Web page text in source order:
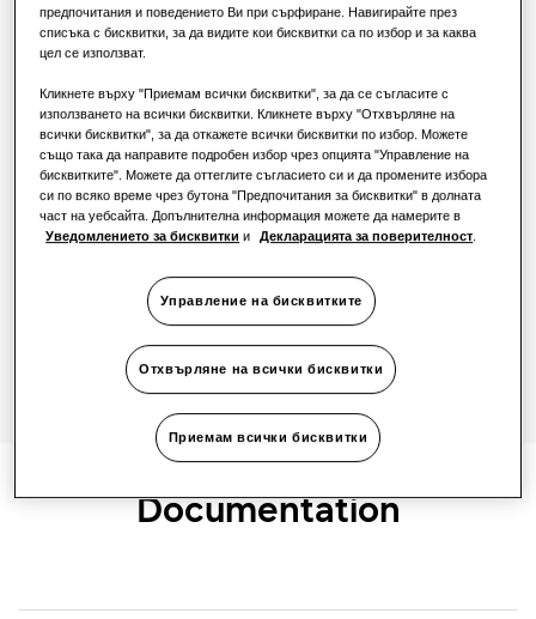
За ресторанти
За офиси
Устойчиво развитие
One Samsung
Наличен капацитет
1.7kW
5.6kW 7.1kW
Налична мощност
Монофазен
Намерете инсталатор
Documentation
предпочитания и поведението Ви при сърфиране. Навигирайте през
списъка с бисквитки, за да видите кои бисквитки са по избор и за каква
цел се използват.
Кликнете върху "Приемам всички бисквитки", за да се съгласите с
използването на всички бисквитки. Кликнете върху "Отхвърляне на
всички бисквитки", за да откажете всички бисквитки по избор. Можете
също така да направите подробен избор чрез опцията "Управление на
бисквитките". Можете да оттеглите съгласието си и да промените избора
си по всяко време чрез бутона "Предпочитания за бисквитки" в долната
част на уебсайта. Допълнителна информация можете да намерите в
Уведомлението за бисквитки и Декларацията за поверителност
Управление на бисквитките
Отхвърляне на всички бисквитки
Приемам всички бисквитки